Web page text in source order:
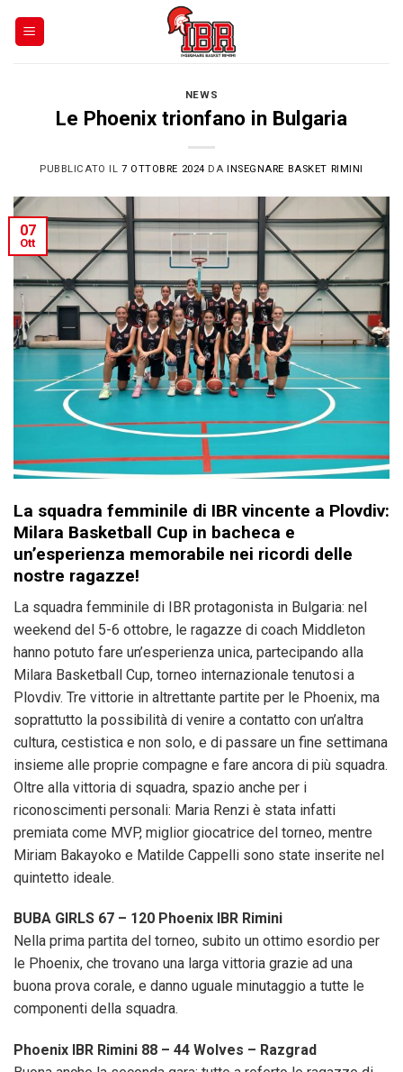
NEWS
Le Phoenix trionfano in Bulgaria
PUBBLICATO IL 7 OTTOBRE 2024 DAINSEGNARE BASKET RIMINI
07
Ott
La squadra femminile di IBR vincente a Plovdiv:
Milara Basketball Cup in bacheca e
un’esperienza memorabile nei ricordi delle
nostre ragazze!
La squadra femminile di IBR protagonista in Bulgaria: nel
weekend del 5-6 ottobre, le ragazze di coach Middleton
hanno potuto fare un’esperienza unica, partecipando alla
Milara Basketball Cup, torneo internazionale tenutosi a
Plovdiv. Tre vittorie in altrettante partite per le Phoenix, ma
soprattutto la possibilità di venire a contatto con un’altra
cultura, cestistica e non solo, e di passare un fine settimana
insieme alle proprie compagne e fare ancora di più squadra.
Oltre alla vittoria di squadra, spazio anche per i
riconoscimenti personali: Maria Renzi è stata infatti
premiata come MVP, miglior giocatrice del torneo, mentre
Miriam Bakayoko e Matilde Cappelli sono state inserite nel
quintetto ideale.
BUBA GIRLS 67 – 120 Phoenix IBR Rimini
Nella prima partita del torneo, subito un ottimo esordio per
le Phoenix, che trovano una larga vittoria grazie ad una
buona prova corale, e danno uguale minutaggio a tutte le
componenti della squadra.
Phoenix IBR Rimini 88 – 44 Wolves – Razgrad